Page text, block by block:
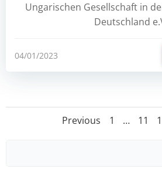
Ungarischen Gesellschaft in
Deutschland
04/01/2023
Posts
Previous Page
1 … Page
11